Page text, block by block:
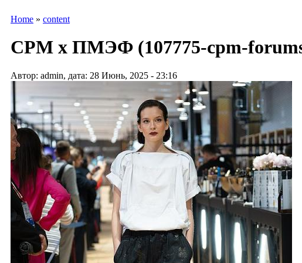
Home » content
CPM х ПМЭФ (107775-cpm-
Автор: admin, дата: 28 Июнь, 2025 - 23:16